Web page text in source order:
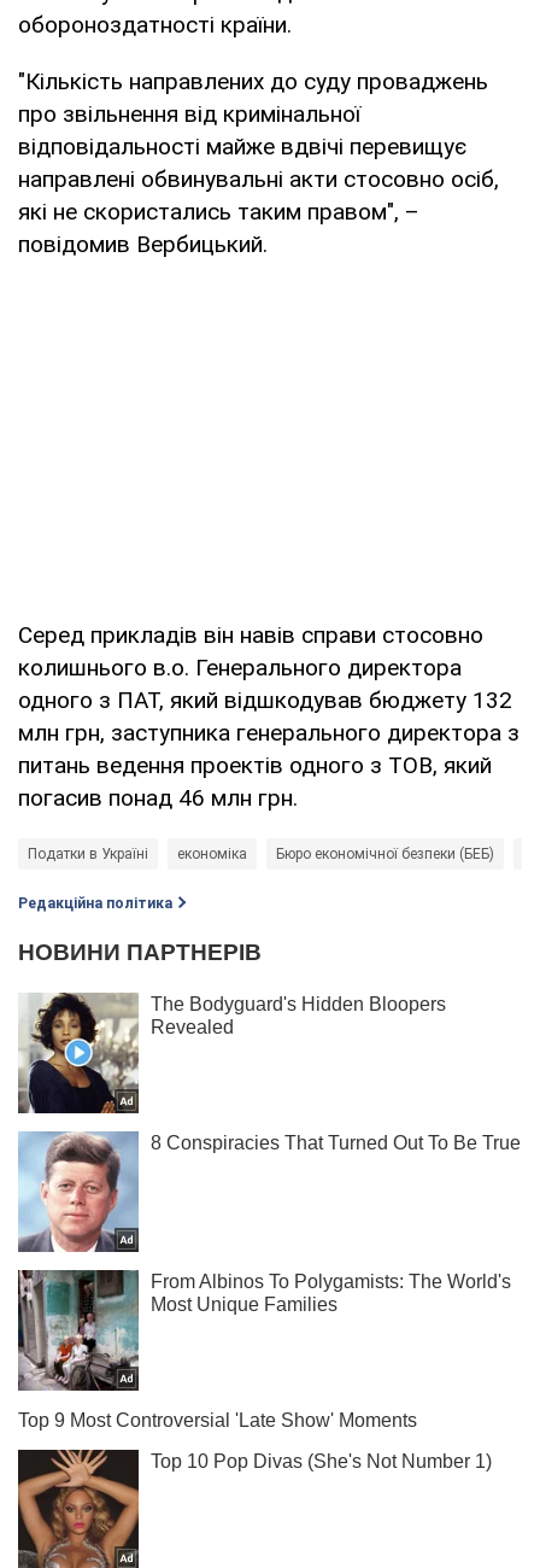
обороноздатності країни.
"Кількість направлених до суду проваджень
про звільнення від кримінальної
відповідальності майже вдвічі перевищує
направлені обвинувальні акти стосовно осіб,
які не скористались таким правом", –
повідомив Вербицький.
Серед прикладів він навів справи стосовно
колишнього в.о. Генерального директора
одного з ПАТ, який відшкодував бюджету 132
млн грн, заступника генерального директора з
питань ведення проектів одного з ТОВ, який
погасив понад 46 млн грн.
Податки в Україні економіка Бюро економічної безпеки (БЕБ)
Редакційна політика